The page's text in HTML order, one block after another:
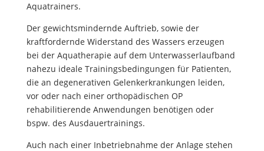
Aquatrainers.
Der gewichtsmindernde Auftrieb, sowie der
kraftfordernde Widerstand des Wassers erzeugen
bei der Aquatherapie auf dem Unterwasserlaufband
nahezu ideale Trainingsbedingungen für Patienten,
die an degenerativen Gelenkerkrankungen leiden,
vor oder nach einer orthopädischen OP
rehabilitierende Anwendungen benötigen oder
bspw. des Ausdauertrainings.
Auch nach einer Inbetriebnahme der Anlage stehen